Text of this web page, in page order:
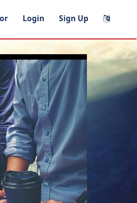
Login Sign Up